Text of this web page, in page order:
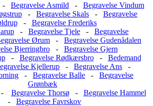
- Begravelse Asmild - Begravelse Vindum
- Begravelse Skals - Begravelse
- Begravelse Frederiks
- Begravelse Tjele - Begravelse
Ørum - Begravelse Gudenådalen
Bjerringbro- Begravelse Gjern
- Begravelse Rødkærsbro- Bedemand
Kjellerup - Begravelse Ans -
- Begravelse Balle - Begravelse
Grønbæk
Begravelse Thorsø- Begravelse Hammel
- Begravelse Favrskov